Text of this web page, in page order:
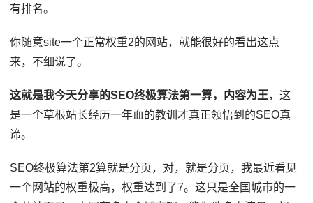
有排名。
你随意site一个正常权重2的网站，就能很好的看出这点
来，不细说了。
这就是我今天分享的SEO终极算法第一算，内容为王，这
是一个草根站长经历一年血的教训才真正领悟到的SEO真
谛。
SEO终极算法第2算就是分页，对，就是分页，我最近看见
一个网站的权重极高，权重达到了7。这只是全国城市的一